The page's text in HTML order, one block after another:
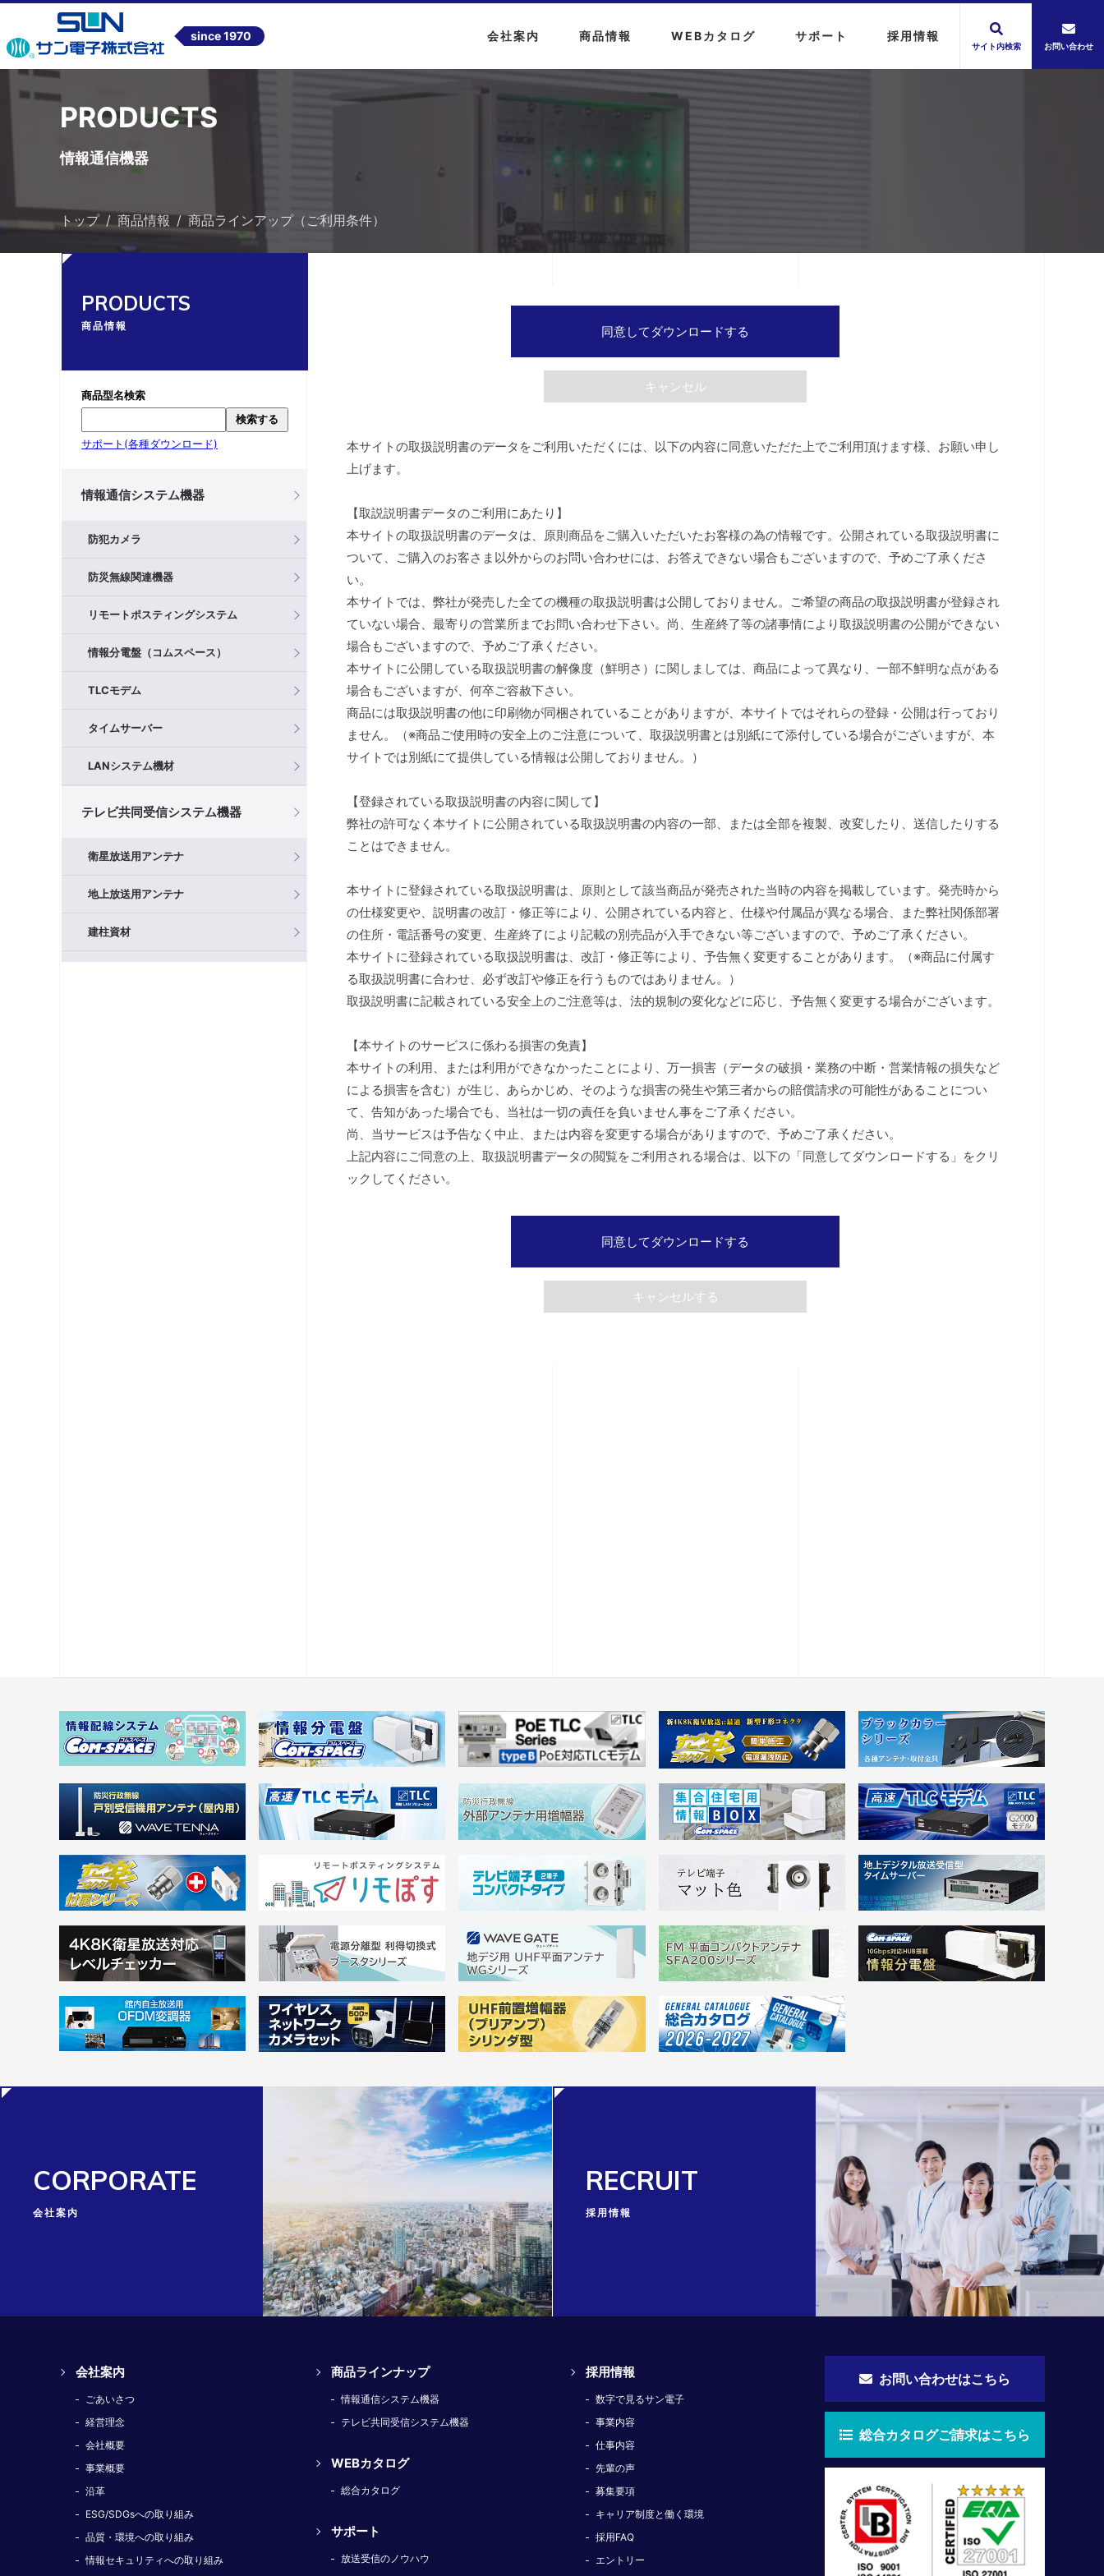
since 1970 会社案内 商品情報 WEBカタログ サポート 採用情報
サイト内検索 お問い合わせ
PRODUCTS
情報通信機器
トップ 商品情報 商品ラインアップ（ご利用条件）
PRODUCTS
商品情報
商品型名検索
検索する
サポート(各種ダウンロード)
情報通信システム機器
防犯カメラ
防災無線関連機器
リモートポスティングシステム
情報分電盤（コムスペース）
TLCモデム
タイムサーバー
LANシステム機材
テレビ共同受信システム機器
衛星放送用アンテナ
地上放送用アンテナ
建柱資材
同意してダウンロードする
キャンセル
本サイトの取扱説明書のデータをご利用いただくには、以下の内容に同意いただた上でご利用頂けます様、お願い申し
上げます。
【取説説明書データのご利用にあたり】
本サイトの取扱説明書のデータは、原則商品をご購入いただいたお客様の為の情報です。公開されている取扱説明書に
ついて、ご購入のお客さま以外からのお問い合わせには、お答えできない場合もございますので、予めご了承くださ
い。
本サイトでは、弊社が発売した全ての機種の取扱説明書は公開しておりません。ご希望の商品の取扱説明書が登録され
ていない場合、最寄りの営業所までお問い合わせ下さい。尚、生産終了等の諸事情により取扱説明書の公開ができない
場合もございますので、予めご了承ください。
本サイトに公開している取扱説明書の解像度（鮮明さ）に関しましては、商品によって異なり、一部不鮮明な点がある
場合もございますが、何卒ご容赦下さい。
商品には取扱説明書の他に印刷物が同梱されていることがありますが、本サイトではそれらの登録・公開は行っており
ません。（※商品ご使用時の安全上のご注意について、取扱説明書とは別紙にて添付している場合がございますが、本
サイトでは別紙にて提供している情報は公開しておりません。）
【登録されている取扱説明書の内容に関して】
弊社の許可なく本サイトに公開されている取扱説明書の内容の一部、または全部を複製、改変したり、送信したりする
ことはできません。
本サイトに登録されている取扱説明書は、原則として該当商品が発売された当時の内容を掲載しています。発売時から
の仕様変更や、説明書の改訂・修正等により、公開されている内容と、仕様や付属品が異なる場合、また弊社関係部署
の住所・電話番号の変更、生産終了により記載の別売品が入手できない等ございますので、予めご了承ください。
本サイトに登録されている取扱説明書は、改訂・修正等により、予告無く変更することがあります。（※商品に付属す
る取扱説明書に合わせ、必ず改訂や修正を行うものではありません。）
取扱説明書に記載されている安全上のご注意等は、法的規制の変化などに応じ、予告無く変更する場合がございます。
【本サイトのサービスに係わる損害の免責】
本サイトの利用、または利用ができなかったことにより、万一損害（データの破損・業務の中断・営業情報の損失など
による損害を含む）が生じ、あらかじめ、そのような損害の発生や第三者からの賠償請求の可能性があることについ
て、告知があった場合でも、当社は一切の責任を負いません事をご了承ください。
尚、当サービスは予告なく中止、または内容を変更する場合がありますので、予めご了承ください。
上記内容にご同意の上、取扱説明書データの閲覧をご利用される場合は、以下の「同意してダウンロードする」をクリ
ックしてください。
同意してダウンロードする
キャンセルする
CORPORATE
会社案内
RECRUIT
採用情報
会社案内
ごあいさつ
経営理念
会社概要
事業概要
沿革
ESG/SDGsへの取り組み
品質・環境への取り組み
情報セキュリティへの取り組み
商品ラインナップ
情報通信システム機器
テレビ共同受信システム機器
WEBカタログ
総合カタログ
サポート
放送受信のノウハウ
採用情報
数字で見るサン電子
事業内容
仕事内容
先輩の声
募集要項
キャリア制度と働く環境
採用FAQ
エントリー
お問い合わせはこちら
総合カタログご請求はこちら